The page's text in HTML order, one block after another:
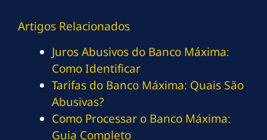
Artigos Relacionados
Juros Abusivos do Banco Máxima:
Como Identificar
Tarifas do Banco Máxima: Quais São
Abusivas?
Como Processar o Banco Máxima:
Guia Completo